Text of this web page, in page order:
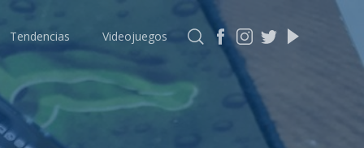
Tendencias Videojuegos